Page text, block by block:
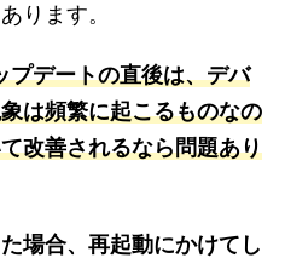
ります。
プデートの直後は、デバ
は頻繁に起こるものなの
改善されるなら問題あり
場合、再起動にかけてし